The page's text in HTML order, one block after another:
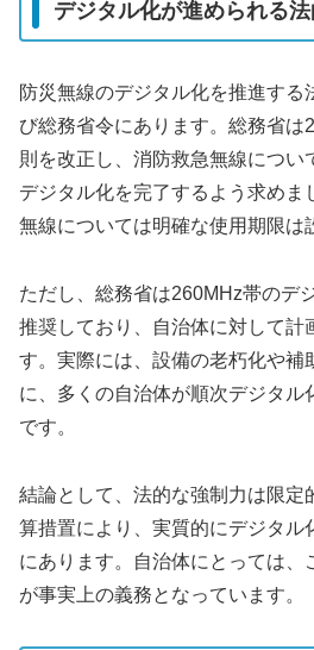
デジタル化が進められる
防災無線のデジタル化を推進する
び総務省令にあります。総務省は
則を改正し、消防救急無線につい
デジタル化を完了するよう求めま
無線については明確な使用期限は
ただし、総務省は260MHz帯のデ
推奨しており、自治体に対して計
す。実際には、設備の老朽化や補
に、多くの自治体が順次デジタル
です。
結論として、法的な強制力は限定
算措置により、実質的にデジタル
にあります。自治体にとっては、
が事実上の義務となっています。